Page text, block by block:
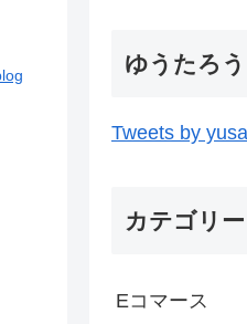
ゆうたろ
Tweets by
カテゴリー
Eコマース